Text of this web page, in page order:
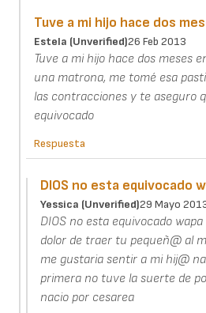
Tuve a mi hijo hace dos
Estela (unverified)26 Feb 2013
Tuve a mi hijo hace dos meses
una matrona, me tomé esa
las contracciones y te aseguro
equivocado
Respuesta
DIOS no esta equivocado
Yessica (unverified)29 Mayo
DIOS no esta equivocado
dolor de traer tu pequeñ@ al
me gustaria sentir a mi hij@
primera no tuve la suerte de
nacio por cesarea